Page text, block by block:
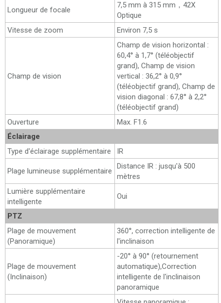
Longueur de focale
7,5 mm à 315 mm，42X
Optique
Vitesse de zoom
Environ 7,5 s
Champ de vision
Champ de vision horizontal :
60,4° à 1,7° (téléobjectif
grand), Champ de vision
vertical : 36,2° à 0,9°
(téléobjectif grand), Champ de
vision diagonal : 67,8° à 2,2°
(téléobjectif grand)
Ouverture
Max. F1.6
Éclairage
Type d'éclairage supplémentaire
IR
Plage lumineuse supplémentaire
Distance IR : jusqu'à 500
mètres
Lumière supplémentaire
intelligente
Oui
PTZ
Plage de mouvement
(Panoramique)
360°, correction intelligente de
l'inclinaison
Plage de mouvement
(Inclinaison)
-20° à 90° (retournement
automatique),Correction
intelligente de l'inclinaison
panoramique